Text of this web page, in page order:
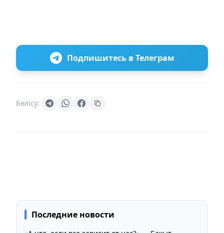
Подпишитесь в Телеграм
Бөлісу:
Последние новости